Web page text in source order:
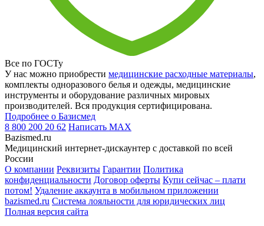
Все по ГОСТу
У нас можно приобрести медицинские расходные материалы,
комплекты одноразового белья и одежды, медицинские
инструменты и оборудование различных мировых
производителей. Вся продукция сертифицирована.
Подробнее о Базисмед
8 800 200 20 62 Написать MAX
Bazismed.ru
Медицинский интернет-дискаунтер с доставкой по всей
России
О компании Реквизиты Гарантии Политика
конфиденциальности Договор оферты Купи сейчас – плати
потом! Удаление аккаунта в мобильном приложении
bazismed.ru Система лояльности для юридических лиц
Полная версия сайта